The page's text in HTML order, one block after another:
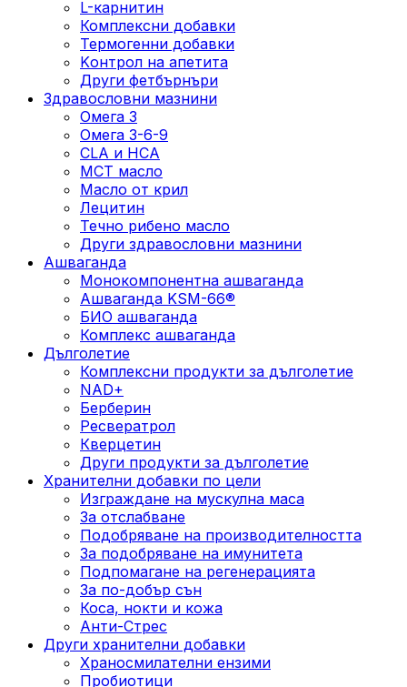
L-карнитин
Комплексни добавки
Термогенни добавки
Kонтрол на апетита
Други фетбърнъри
Здравословни мазнини
Омега 3
Омега 3-6-9
CLA и HCA
МСТ масло
Масло от крил
Лецитин
Течно рибено масло
Други здравословни мазнини
Ашваганда
Монокомпонентна ашваганда
Ашваганда KSM-66®
БИО ашваганда
Комплекс ашваганда
Дълголетие
Комплексни продукти за дълголетие
NAD+
Берберин
Ресвератрол
Кверцетин
Други продукти за дълголетие
Хранителни добавки по цели
Изграждане на мускулна маса
За отслабване
Подобряване на производителността
За подобряване на имунитета
Подпомагане на регенерацията
За по-добър сън
Коса, нокти и кожа
Анти-Стрес
Други хранителни добавки
Храносмилателни ензими
Пробиотици